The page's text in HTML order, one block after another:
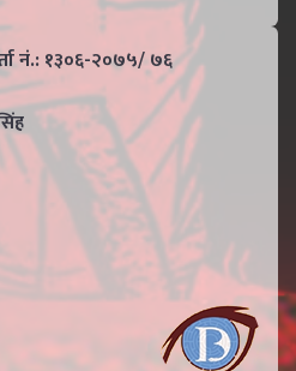
नं.: १३०६-२०७५/ ७६